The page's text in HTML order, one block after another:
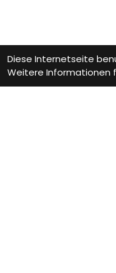
Diese Internetseite
Weitere Informationen